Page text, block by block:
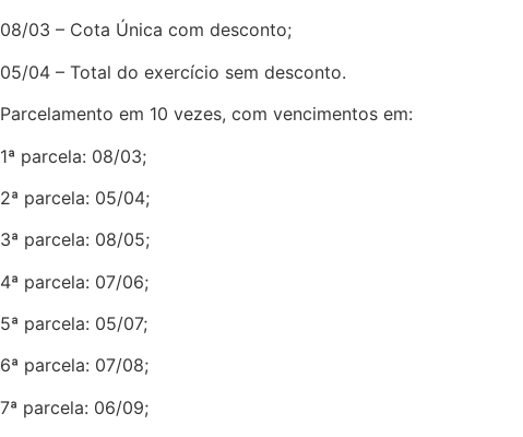
08/03 – Cota Única com desconto;
05/04 – Total do exercício sem desconto.
Parcelamento em 10 vezes, com vencimentos em:
1ª parcela: 08/03;
2ª parcela: 05/04;
3ª parcela: 08/05;
4ª parcela: 07/06;
5ª parcela: 05/07;
6ª parcela: 07/08;
7ª parcela: 06/09;